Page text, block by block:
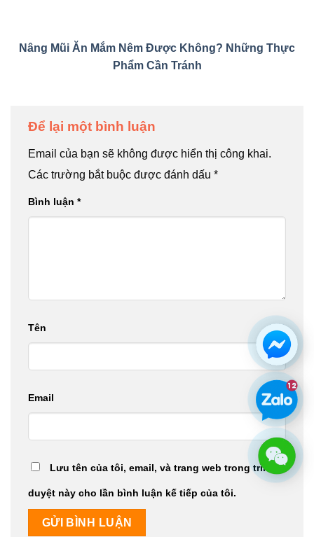
Nâng Mũi Ăn Mắm Nêm Được Không? Những Thực
Phẩm Cần Tránh
Để lại một bình luận
Email của bạn sẽ không được hiển thị công khai.
Các trường bắt buộc được đánh dấu *
Bình luận *
Tên
Email
Lưu tên của tôi, email, và trang web trong trình
duyệt này cho lần bình luận kế tiếp của tôi.